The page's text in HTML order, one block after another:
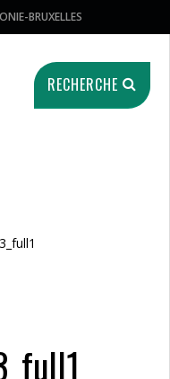
BRUXELLES
RECHERCHE